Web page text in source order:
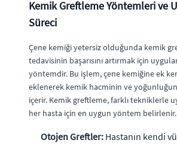
Kemik Greftleme Yöntemleri ve
Süreci
Çene kemiği yetersiz olduğunda kemik
tedavisinin başarısını artırmak için
yöntemdir. Bu işlem, çene kemiğine ek
eklenerek kemik hacminin ve
içerir. Kemik greftleme, farklı tekniklerle
her hasta için en uygun yöntem belirlenir.
Otojen Greftler: Hastanın kendi